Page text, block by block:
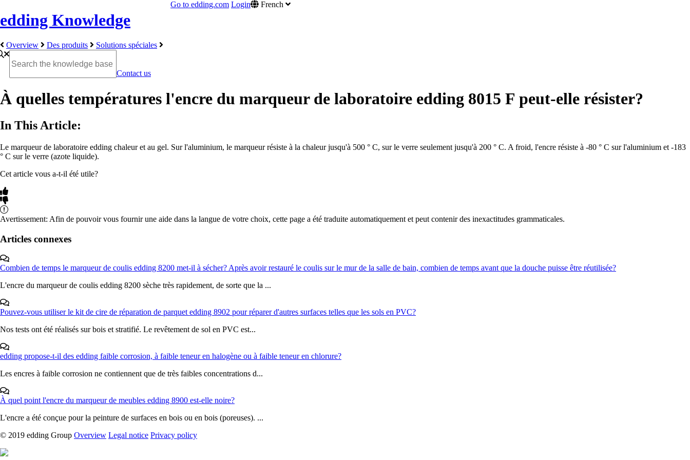
edding Knowledge
French
Go to edding.com Login
Overview Des produits Solutions spéciales
Contact us
À quelles températures l'encre du marqueur de laboratoire edding 8015 F peut-elle résister?
In This Article:
Le marqueur de laboratoire edding chaleur et au gel. Sur l'aluminium, le marqueur résiste à la chaleur jusqu'à 500 ° C, sur le verre seulement jusqu'à 200 ° C. A froid, l'encre résiste à -80 ° C sur l'aluminium et -183
° C sur le verre (azote liquide).
Cet article vous a-t-il été utile?
Avertissement: Afin de pouvoir vous fournir une aide dans la langue de votre choix, cette page a été traduite automatiquement et peut contenir des inexactitudes grammaticales.
Articles connexes
Combien de temps le marqueur de coulis edding 8200 met-il à sécher? Après avoir restauré le coulis sur le mur de la salle de bain, combien de temps avant que la douche puisse être réutilisée?
L'encre du marqueur de coulis edding 8200 sèche très rapidement, de sorte que la ...
Pouvez-vous utiliser le kit de cire de réparation de parquet edding 8902 pour réparer d'autres surfaces telles que les sols en PVC?
Nos tests ont été réalisés sur bois et stratifié. Le revêtement de sol en PVC est...
edding propose-t-il des edding faible corrosion, à faible teneur en halogène ou à faible teneur en chlorure?
Les encres à faible corrosion ne contiennent que de très faibles concentrations d...
À quel point l'encre du marqueur de meubles edding 8900 est-elle noire?
L'encre a été conçue pour la peinture de surfaces en bois ou en bois (poreuses). ...
© 2019 edding Group Overview Legal notice Privacy policy